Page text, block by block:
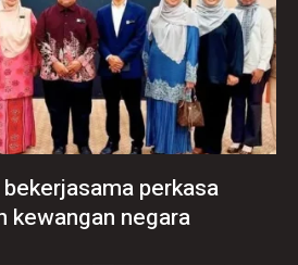
perkasa
kewangan negara